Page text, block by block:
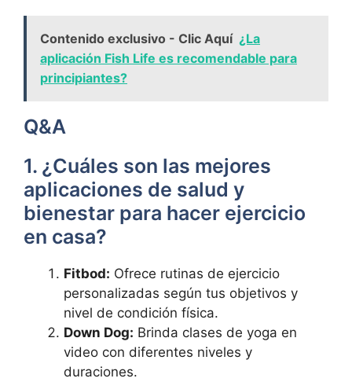
Contenido exclusivo - Clic Aquí ¿La
aplicación Fish Life es recomendable para
principiantes?
Q&A
1. ¿Cuáles son las mejores
aplicaciones de salud y
bienestar para hacer ejercicio
en casa?
Fitbod: Ofrece rutinas de ejercicio
personalizadas según tus objetivos y
nivel de condición física.
Down Dog: Brinda clases de yoga en
video con diferentes niveles y
duraciones.